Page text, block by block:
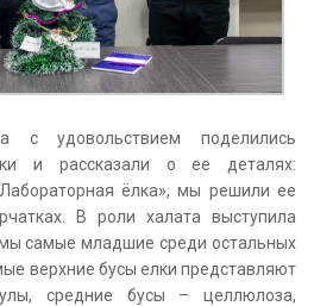
с удовольствием поделились
и рассказали о ее деталях:
ёлка», мы решили ее
В роли халата выступила
самые младшие среди остальных
верхние бусы елки представляют
средние бусы – целлюлоза,